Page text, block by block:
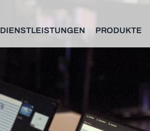
DIENSTLEISTUNGEN PRODUKTE